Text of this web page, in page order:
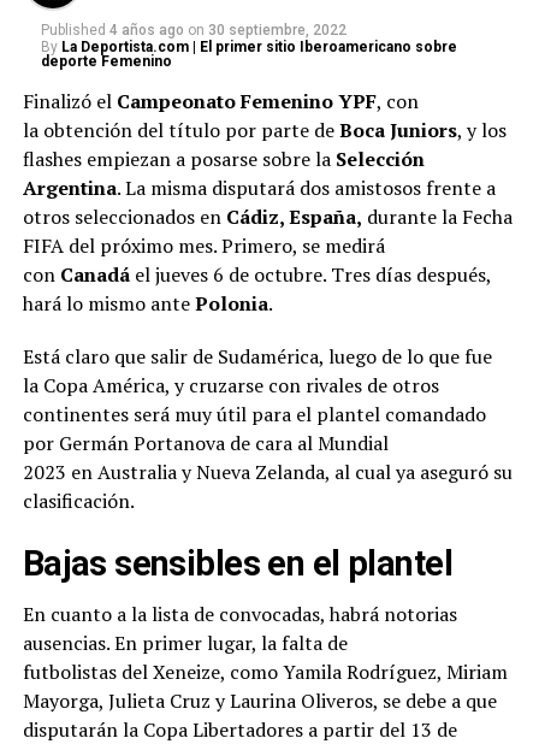
Published 4 años ago on 30 septiembre, 2022
By La Deportista.com | El primer sitio Iberoamericano sobre
deporte Femenino
Finalizó el Campeonato Femenino YPF, con
la obtención del título por parte deBoca Juniors, y los
flashes empiezan a posarse sobre la Selección
Argentina. La misma disputará dos amistosos frente a
otros seleccionados en Cádiz, España, durante la Fecha
FIFA del próximo mes. Primero, se medirá
con Canadáel jueves 6 de octubre. Tres días después,
hará lo mismo antePolonia.
Está claro que salir de Sudamérica, luego de lo que fue
la Copa América, y cruzarse con rivales de otros
continentes será muy útil para el plantel comandado
por Germán Portanova de cara al Mundial
2023 en Australia y Nueva Zelanda, al cual ya aseguró su
clasificación.
Bajas sensibles en el plantel
En cuanto a la lista de convocadas, habrá notorias
ausencias. En primer lugar, la falta de
futbolistas del Xeneize, como Yamila Rodríguez, Miriam
Mayorga, Julieta Cruz y Laurina Oliveros, se debe a que
disputarán la Copa Libertadores a partir del 13 de